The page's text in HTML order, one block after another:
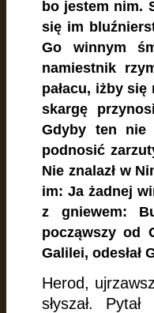
bo jestem nim.
się im
Go winnym
namiestnik
pałacu, iżby się
skargę
Gdyby ten nie
podnosić
Nie znalazł w
im: Ja żadnej
z gniewem:
począwszy od
Galilei, odesłał
Herod,
słyszał.